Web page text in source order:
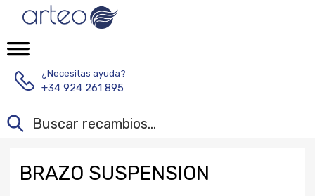
¿Necesitas ayuda?
+34 924 261 895
BRAZO SUSPENSION